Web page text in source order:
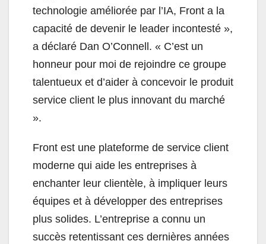
technologie améliorée par l’IA, Front a la
capacité de devenir le leader incontesté »,
a déclaré Dan O’Connell. « C’est un
honneur pour moi de rejoindre ce groupe
talentueux et d’aider à concevoir le produit
service client le plus innovant du marché
».
Front est une plateforme de service client
moderne qui aide les entreprises à
enchanter leur clientèle, à impliquer leurs
équipes et à développer des entreprises
plus solides. L’entreprise a connu un
succès retentissant ces dernières années